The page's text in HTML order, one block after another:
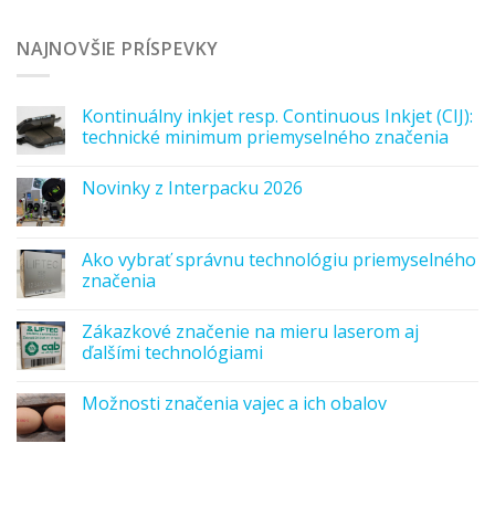
NAJNOVŠIE PRÍSPEVKY
Kontinuálny inkjet resp. Continuous Inkjet (CIJ):
technické minimum priemyselného značenia
Novinky z Interpacku 2026
Ako vybrať správnu technológiu priemyselného
značenia
Zákazkové značenie na mieru laserom aj
ďalšími technológiami
Možnosti značenia vajec a ich obalov